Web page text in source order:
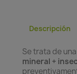
Descripción
Se trata de
mineral +